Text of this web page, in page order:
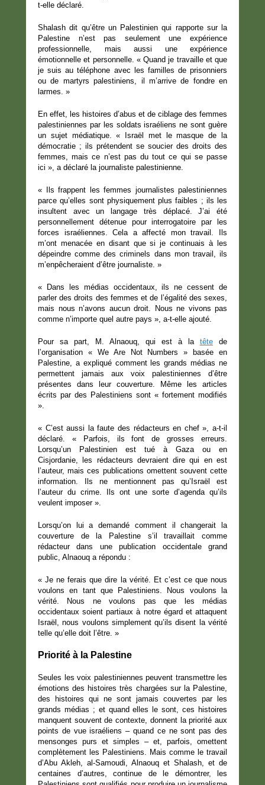
t-elle déclaré.
Shalash dit qu’être un Palestinien qui rapporte sur la
Palestine n’est pas seulement une expérience
professionnelle, mais aussi une expérience
émotionnelle et personnelle. « Quand je travaille et que
je suis au téléphone avec les familles de prisonniers
ou de martyrs palestiniens, il m’arrive de fondre en
larmes. »
En effet, les histoires d’abus et de ciblage des femmes
palestiniennes par les soldats israéliens ne sont guère
un sujet médiatique. « Israël met le masque de la
démocratie ; ils prétendent se soucier des droits des
femmes, mais ce n’est pas du tout ce qui se passe
ici », a déclaré la journaliste palestinienne.
« Ils frappent les femmes journalistes palestiniennes
parce qu’elles sont physiquement plus faibles ; ils les
insultent avec un langage très déplacé. J’ai été
personnellement détenue pour interrogatoire par les
forces israéliennes. Cela a affecté mon travail. Ils
m’ont menacée en disant que si je continuais à les
dépeindre comme des criminels dans mon travail, ils
m’enpêcheraient d’être journaliste. »
« Dans les médias occidentaux, ils ne cessent de
parler des droits des femmes et de l’égalité des sexes,
mais nous n’avons aucun droit. Nous ne vivons pas
comme n’importe quel autre pays », a-t-elle ajouté.
Pour sa part, M. Alnaouq, qui est à la tête de
l’organisation « We Are Not Numbers » basée en
Palestine, a expliqué comment les grands médias ne
permettent jamais aux voix palestiniennes d’être
présentes dans leur couverture. Même les articles
écrits par des Palestiniens sont « fortement modifiés
».
« C’est aussi la faute des rédacteurs en chef », a-t-il
déclaré. « Parfois, ils font de grosses erreurs.
Lorsqu’un Palestinien est tué à Gaza ou en
Cisjordanie, les rédacteurs devraient dire qui en est
l’auteur, mais ces publications omettent souvent cette
information. Ils ne mentionnent pas qu’Israël est
l’auteur du crime. Ils ont une sorte d’agenda qu’ils
veulent imposer ».
Lorsqu’on lui a demandé comment il changerait la
couverture de la Palestine s’il travaillait comme
rédacteur dans une publication occidentale grand
public, Alnaouq a répondu :
« Je ne ferais que dire la vérité. Et c’est ce que nous
voulons en tant que Palestiniens. Nous voulons la
vérité. Nous ne voulons pas que les médias
occidentaux soient partiaux à notre égard et attaquent
Israël, nous voulons simplement qu’ils disent la vérité
telle qu’elle doit l’être. »
Priorité à la Palestine
Seules les voix palestiniennes peuvent transmettre les
émotions des histoires très chargées sur la Palestine,
des histoires qui ne sont jamais couvertes par les
grands médias ; et quand elles le sont, ces histoires
manquent souvent de contexte, donnent la priorité aux
points de vue israéliens – quand ce ne sont pas des
mensonges purs et simples – et, parfois, omettent
complètement les Palestiniens. Mais comme le travail
d’Abu Akleh, al-Samoudi, Alnaouq et Shalash, et de
centaines d’autres, continue de le démontrer, les